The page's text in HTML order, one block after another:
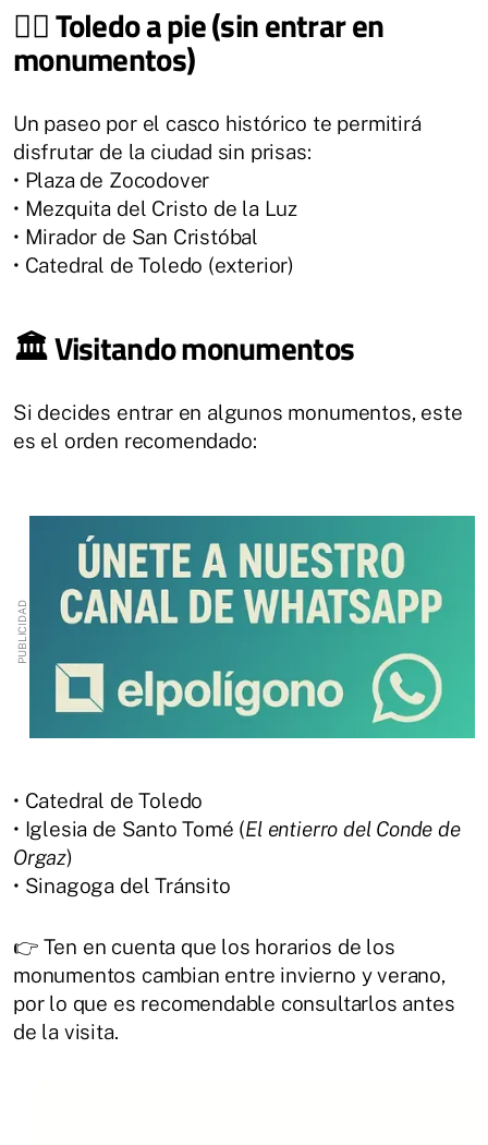
🚶‍♀️ Toledo a pie (sin entrar en
monumentos)
Un paseo por el casco histórico te permitirá
disfrutar de la ciudad sin prisas:
• Plaza de Zocodover
• Mezquita del Cristo de la Luz
• Mirador de San Cristóbal
• Catedral de Toledo (exterior)
🏛️ Visitando monumentos
Si decides entrar en algunos monumentos, este
es el orden recomendado:
• Catedral de Toledo
• Iglesia de Santo Tomé (El entierro del Conde de
Orgaz)
• Sinagoga del Tránsito
👉 Ten en cuenta que los horarios de los
monumentos cambian entre invierno y verano,
por lo que es recomendable consultarlos antes
de la visita.